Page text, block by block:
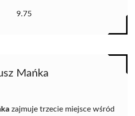
9.75
Mańka
zajmuje trzecie miejsce wśród